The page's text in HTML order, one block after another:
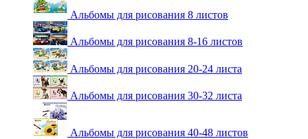
Альбомы для рисования 8 листов
Альбомы для рисования 8-16 листов
Альбомы для рисования 20-24 листа
Альбомы для рисования 30-32 листа
Альбомы для рисования 40-48 листов